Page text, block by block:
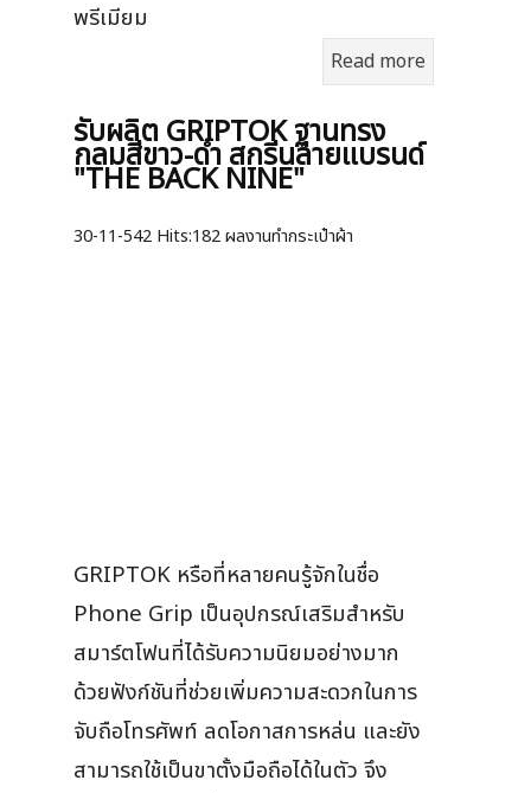
พรีเมียม
Read more
รับผลิต GRIPTOK ฐานทรง
กลมสีขาว-ดำ สกรีนลายแบรนด์
"THE BACK NINE"
30-11-542 Hits:182 ผลงานทำกระเป๋าผ้า
GRIPTOK หรือที่หลายคนรู้จักในชื่อ
Phone Grip เป็นอุปกรณ์เสริมสำหรับ
สมาร์ตโฟนที่ได้รับความนิยมอย่างมาก
ด้วยฟังก์ชันที่ช่วยเพิ่มความสะดวกในการ
จับถือโทรศัพท์ ลดโอกาสการหล่น และยัง
สามารถใช้เป็นขาตั้งมือถือได้ในตัว จึง